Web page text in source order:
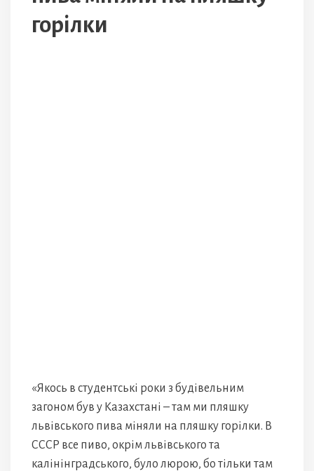
горілки
«Якось в студентські роки з будівельним
загоном був у Казахстані – там ми пляшку
львівського пива міняли на пляшку горілки. В
СССР все пиво, окрім львівського та
калінінградського, було люрою, бо тільки там